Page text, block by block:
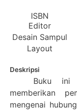
ISBN
Editor
Desain Sampul
Layout
Deskripsi
Buku ini
memberikan
mengenai